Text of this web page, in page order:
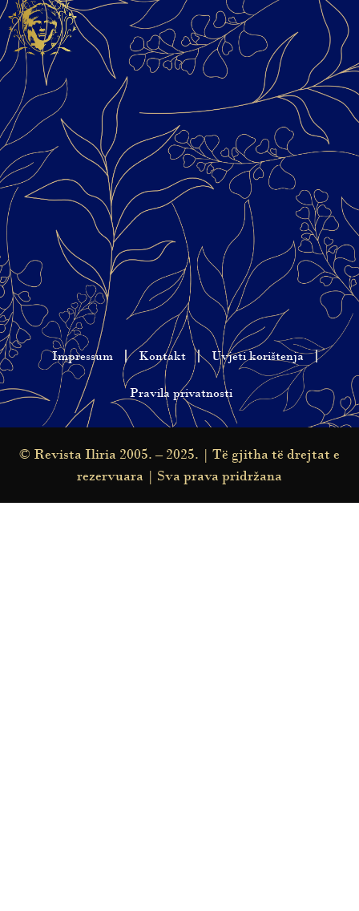
Impressum Kontakt Uvjeti korištenja
Pravila privatnosti
© Revista Iliria 2005. – 2025. | Të gjitha të drejtat e
rezervuara | Sva prava pridržana